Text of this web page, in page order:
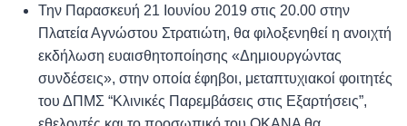
Την Παρασκευή 21 Ιουνίου 2019 στις 20.00 στην
Πλατεία Αγνώστου Στρατιώτη, θα φιλοξενηθεί η ανοιχτή
εκδήλωση ευαισθητοποίησης «Δημιουργώντας
συνδέσεις», στην οποία έφηβοι, μεταπτυχιακοί φοιτητές
του ΔΠΜΣ “Κλινικές Παρεμβάσεις στις Εξαρτήσεις”,